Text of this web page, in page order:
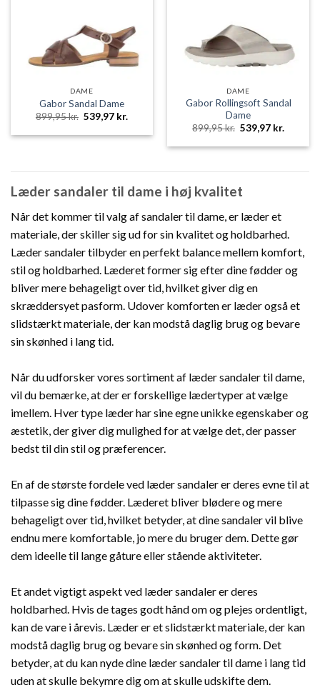
DAME
Gabor Sandal Dame
899,95kr. Den
oprindelige
pris
539,97 kr.
pris
539,97 kr..
DAME
Gabor Rollingsoft Sandal
Dame
899,95kr. Den
oprindelige
pris
539,97 kr.Den
pris
Læder sandaler til dame i høj kvalitet
Når det kommer til valg af sandaler til dame, er læder et
materiale, der skiller sig ud for sin kvalitet og holdbarhed.
Læder sandaler tilbyder en perfekt balance mellem komfort,
stil og holdbarhed. Læderet former sig efter dine fødder og
bliver mere behageligt over tid, hvilket giver dig en
skræddersyet pasform. Udover komforten er læder også et
slidstærkt materiale, der kan modstå daglig brug og bevare
sin skønhed i lang tid.
Når du udforsker vores sortiment af læder sandaler til dame,
vil du bemærke, at der er forskellige lædertyper at vælge
imellem. Hver type læder har sine egne unikke egenskaber og
æstetik, der giver dig mulighed for at vælge det, der passer
bedst til din stil og præferencer.
En af de største fordele ved læder sandaler er deres evne til at
tilpasse sig dine fødder. Læderet bliver blødere og mere
behageligt over tid, hvilket betyder, at dine sandaler vil blive
endnu mere komfortable, jo mere du bruger dem. Dette gør
dem ideelle til lange gåture eller stående aktiviteter.
Et andet vigtigt aspekt ved læder sandaler er deres
holdbarhed. Hvis de tages godt hånd om og plejes ordentligt,
kan de vare i årevis. Læder er et slidstærkt materiale, der kan
modstå daglig brug og bevare sin skønhed og form. Det
betyder, at du kan nyde dine læder sandaler til dame i lang tid
uden at skulle bekymre dig om at skulle udskifte dem.